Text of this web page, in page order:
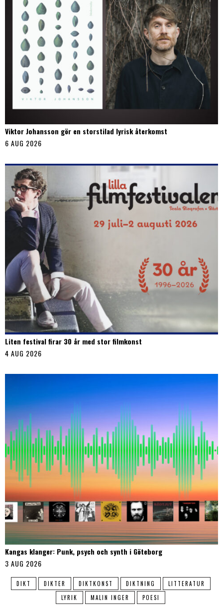
Viktor Johansson gör en storstilad lyrisk återkomst
6 AUG 2026
Liten festival firar 30 år med stor filmkonst
4 AUG 2026
Kangas klanger: Punk, psych och synth i Göteborg
3 AUG 2026
DIKT DIKTER DIKTKONST DIKTNING
LITTERATUR
LYRIK
MALIN INGER POESI